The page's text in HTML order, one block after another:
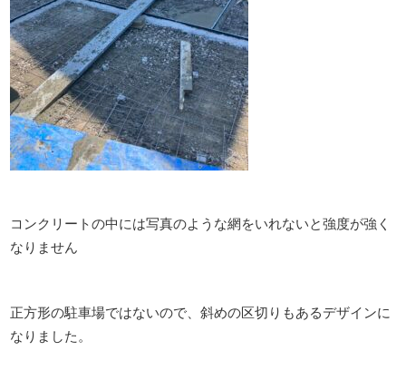
コンクリートの中には写真のような網をいれないと強度が強く
なりません
正方形の駐車場ではないので、斜めの区切りもあるデザインに
なりました。